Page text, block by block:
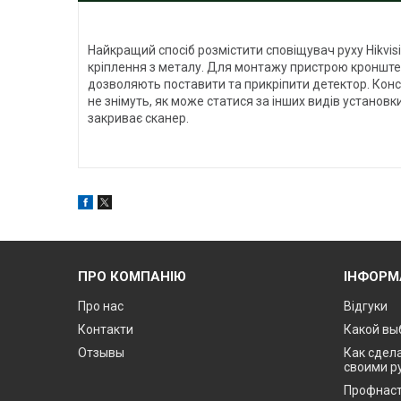
Найкращий спосіб розмістити сповіщувач руху
кріплення з металу. Для монтажу пристрою
дозволяють поставити та прикріпити детектор.
не знімуть, як може статися за інших видів
закриває сканер.
ПРО КОМПАНІЮ
Про нас
Контакти
Отзывы
Відгуки
Какой
Как
своими